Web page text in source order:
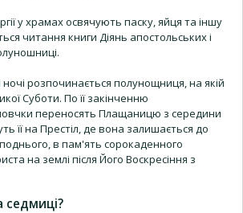
у храмах освячують паску, яйця та іншу
читання книги Діянь апостольських і
розпочинається полунощниця, на якій
Суботи. По її закінченню
переносять Плащаницю з середини
її на Престіл, де вона залишається до
в пам'ять сорокаденного
на землі після Його Воскресіння з